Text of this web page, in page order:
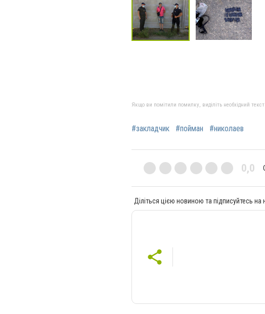
Якщо ви помітили помилку, виділіть необхідний
#закладчик #пойман #николаев
0,0
Діліться цією новиною та підписуйтесь на